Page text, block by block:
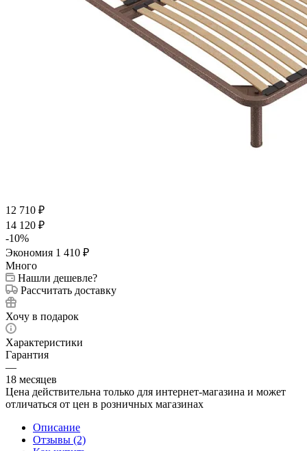
12 710 ₽
14 120 ₽
-10%
Экономия 1 410 ₽
Много
Нашли дешевле?
Рассчитать доставку
Хочу в подарок
Характеристики
Гарантия
—
18 месяцев
Цена действительна только для интернет-магазина и может
отличаться от цен в розничных магазинах
Описание
Отзывы (2)